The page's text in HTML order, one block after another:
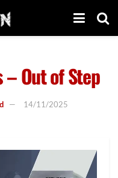
Out of Step
14/11/2025